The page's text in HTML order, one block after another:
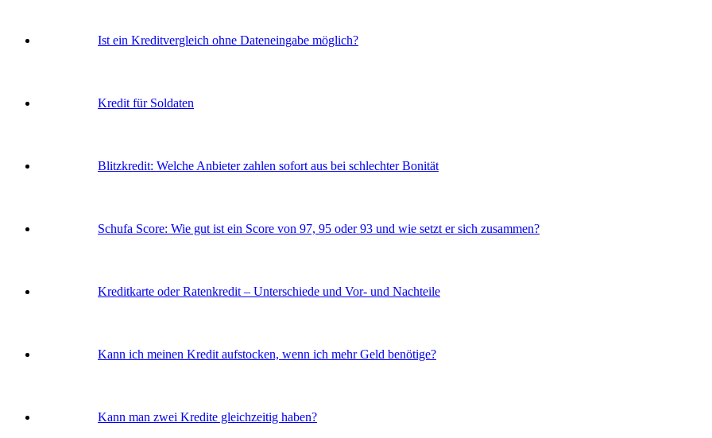
Ist ein Kreditvergleich ohne Dateneingabe möglich?
Kredit für Soldaten
Blitzkredit: Welche Anbieter zahlen sofort aus bei schlechter Bonität
Schufa Score: Wie gut ist ein Score von 97, 95 oder 93 und wie setzt er sich zusammen?
Kreditkarte oder Ratenkredit – Unterschiede und Vor- und Nachteile
Kann ich meinen Kredit aufstocken, wenn ich mehr Geld benötige?
Kann man zwei Kredite gleichzeitig haben?